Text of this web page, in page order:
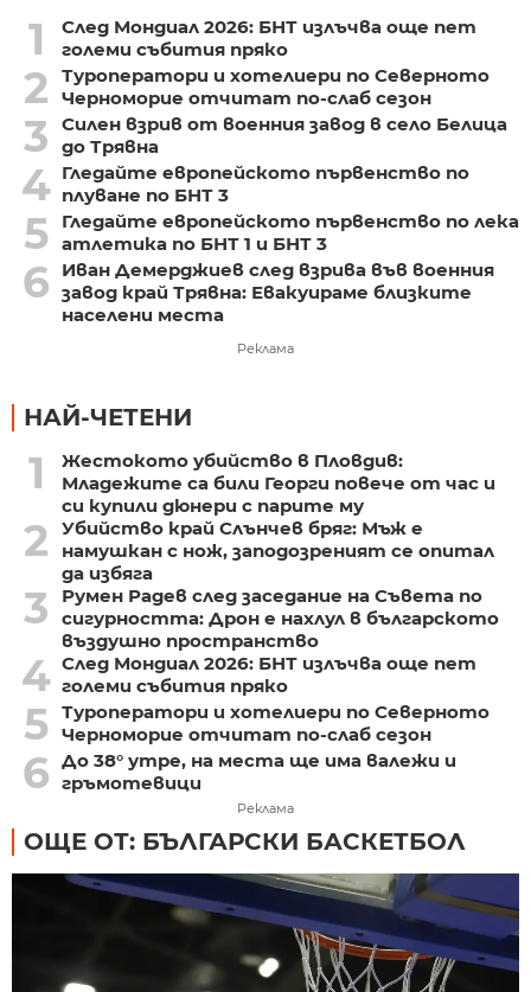
1
След Мондиал 2026: БНТ излъчва още пет
големи събития пряко
2
Туроператори и хотелиери по Северното
Черноморие отчитат по-слаб сезон
3
Силен взрив от военния завод в село Белица
до Трявна
4 Гледайте европейското първенство по
плуване по БНТ 3
5
Гледайте европейското първенство по лека
атлетика по БНТ 1 и БНТ 3
6
Иван Демерджиев след взрива във военния
завод край Трявна: Евакуираме близките
населени места
Реклама
НАЙ-ЧЕТЕНИ
1
Жестокото убийство в Пловдив:
Младежите са били Георги повече от час и
си купили дюнери с парите му
2
Убийство край Слънчев бряг: Мъж е
намушкан с нож, заподозреният се опитал
да избяга
3
Румен Радев след заседание на Съвета по
сигурността: Дрон е нахлул в българското
въздушно пространство
4 След Мондиал 2026: БНТ излъчва още пет
големи събития пряко
5 Туроператори и хотелиери по Северното
Черноморие отчитат по-слаб сезон
6 До 38° утре, на места ще има валежи и
гръмотевици
Реклама
ОЩЕ ОТ: БЪЛГАРСКИ БАСКЕТБОЛ